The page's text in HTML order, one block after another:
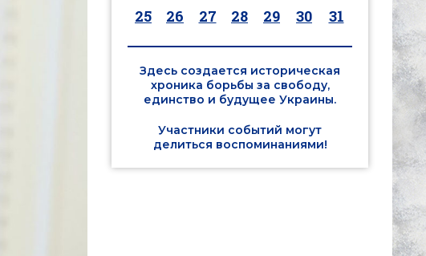
25
26 27 28 29 30 31
Здесь создается историческая
хроника борьбы за свободу,
единство и будущее Украины.
Участники событий могут
делиться воспоминаниями!